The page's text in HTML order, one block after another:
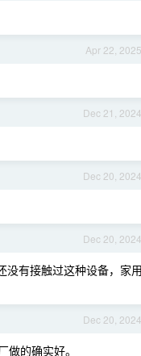
Apr 22, 2025
Dec 21, 2024
Dec 20, 2024
Dec 20, 2024
没有接触过这种设备，家用
Dec 20, 2024
的确实好。